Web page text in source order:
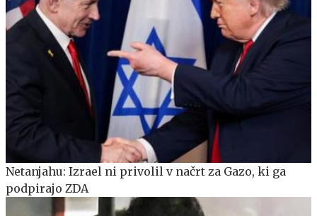
Netanjahu: Izrael ni privolil v načrt za Gazo, ki ga
podpirajo ZDA